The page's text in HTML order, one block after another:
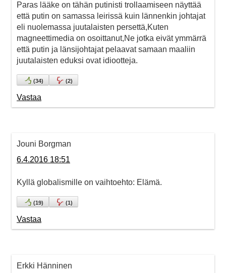
Paras lääke on tähän putinisti trollaamiseen näyttää
että putin on samassa leirissä kuin lännenkin johtajat
eli nuolemassa juutalaisten persettä,Kuten
magneettimedia on osoittanut,Ne jotka eivät ymmärrä
että putin ja länsijohtajat pelaavat samaan maaliin
juutalaisten eduksi ovat idiootteja.
(34) (2)
Vastaa
Jouni Borgman
6.4.2016 18:51
Kyllä globalismille on vaihtoehto: Elämä.
(19) (1)
Vastaa
Erkki Hänninen